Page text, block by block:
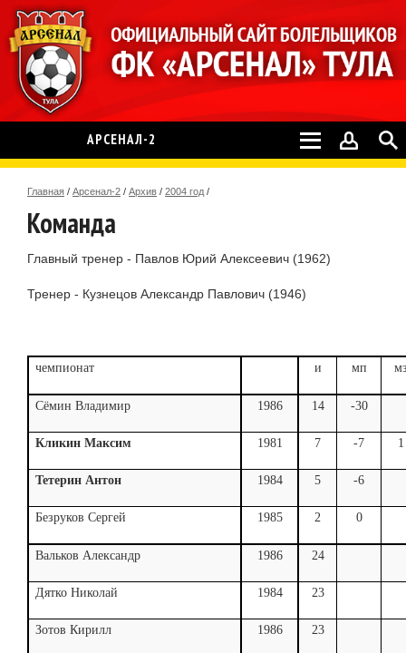
АРСЕНАЛ-2
Главная / Арсенал-2 / Архив / 2004 год /
Команда
Главный тренер - Павлов Юрий Алексеевич (1962)
Тренер - Кузнецов Александр Павлович (1946)
чемпионат и мп
Сёмин Владимир 1986 14 -30
Кликин Максим 1981 7 -7 1
Тетерин Антон 1984 5 -6
Безруков Сергей 1985 2 0
Вальков Александр 1986 24
Дятко Николай 1984 23
Зотов Кирилл 1986 23